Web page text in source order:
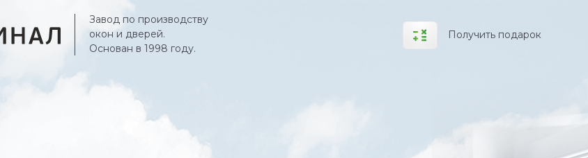
Получить подарок
Завод по производству
окон и дверей.
Основан в 1998 году.